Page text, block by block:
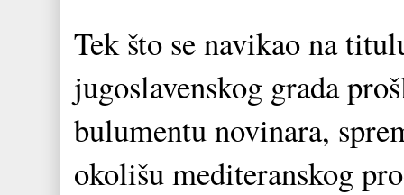
Tek što se navikao na
jugoslavenskog grada
bulumentu novinara,
okolišu mediteranskog